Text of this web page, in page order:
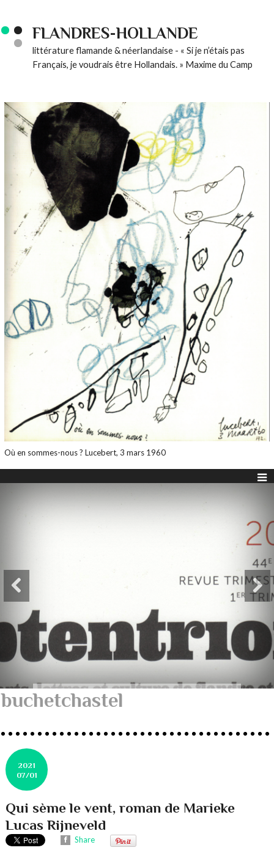
FLANDRES-HOLLANDE
littérature flamande & néerlandaise - « Si je n’étais pas
Français, je voudrais être Hollandais. » Maxime du Camp
Où en sommes-nous ? Lucebert, 3 mars 1960
buchetchastel
2021
07/01
Qui sème le vent, roman de Marieke
Lucas Rijneveld
Share